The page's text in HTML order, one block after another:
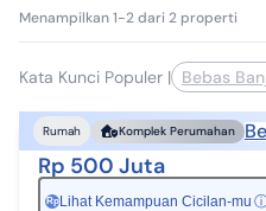
Menampilkan 1-2 dari 2 properti
Kata Kunci Populer | Bebas
Rumah Komplek Perumahan
Rp 500 Juta
Rp Lihat Kemampuan Cicilan-mu